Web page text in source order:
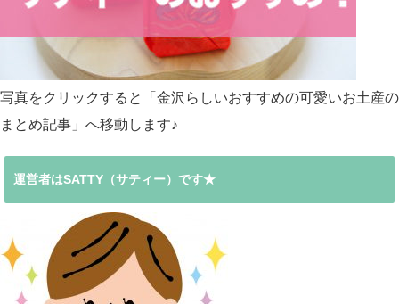
写真をクリックすると「金沢らしいおすすめの可愛いお土産の
まとめ記事」へ移動します♪
運営者はSATTY（サティー）です★